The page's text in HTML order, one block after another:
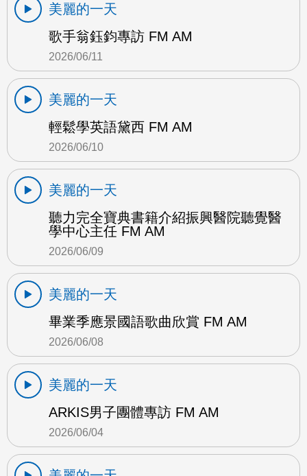
美麗的一天
歌手翁鈺鈞專訪 FM AM
2026/06/11
美麗的一天
輕鬆學英語黛西 FM AM
2026/06/10
美麗的一天
聽力完全寶典書籍介紹振興醫院聽覺醫
學中心主任 FM AM
2026/06/09
美麗的一天
畢業季應景國語歌曲欣賞 FM AM
2026/06/08
美麗的一天
ARKIS男子團體專訪 FM AM
2026/06/04